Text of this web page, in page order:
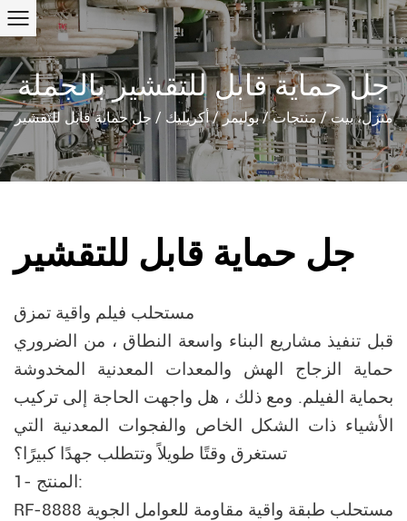
جل حماية قابل للتقشير بالجملة
منزل، بيت/منتجات/بوليمر/أكريليك / جل حماية قابل للتقشير
جل حماية قابل للتقشير
مستحلب فيلم واقية تمزق
قبل تنفيذ مشاريع البناء واسعة النطاق ، من الضروري
حماية الزجاج الهش والمعدات المعدنية المخدوشة
بحماية الفيلم. ومع ذلك ، هل واجهت الحاجة إلى تركيب
الأشياء ذات الشكل الخاص والفجوات المعدنية التي
تستغرق وقتًا طويلاً وتتطلب جهدًا كبيرًا؟
1- المنتج:
RF-8888 مستحلب طبقة واقية مقاومة للعوامل الجوية